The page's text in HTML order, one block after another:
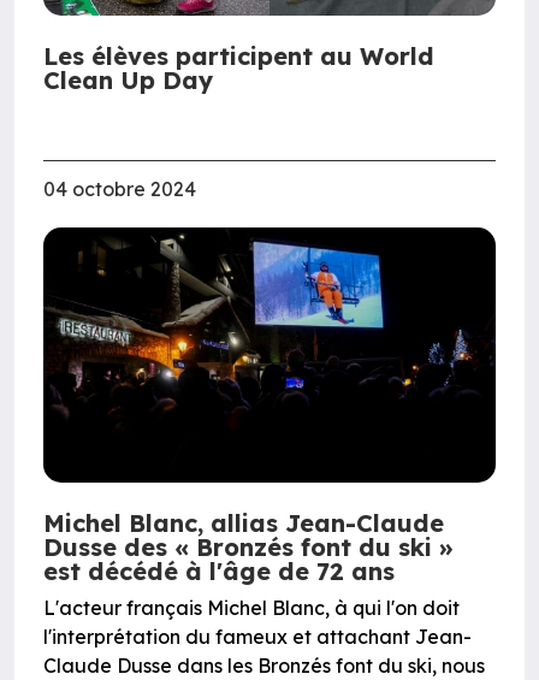
Les élèves participent au World
Clean Up Day
04 octobre 2024
Michel Blanc, allias Jean-Claude
Dusse des « Bronzés font du ski »
est décédé à l'âge de 72 ans
L'acteur français Michel Blanc, à qui l'on doit
l'interprétation du fameux et attachant Jean-
Claude Dusse dans les Bronzés font du ski, nous